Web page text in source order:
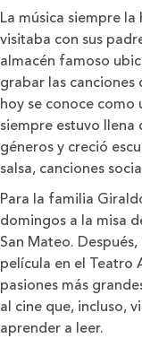
La música siempre
visitaba con sus
almacén famoso
grabar las canciones
hoy se conoce como
siempre estuvo
géneros y creció
salsa, canciones
Para la familia
domingos a la misa
San Mateo.
película en el Teatro
pasiones más
al cine que, incluso,
aprender a leer.